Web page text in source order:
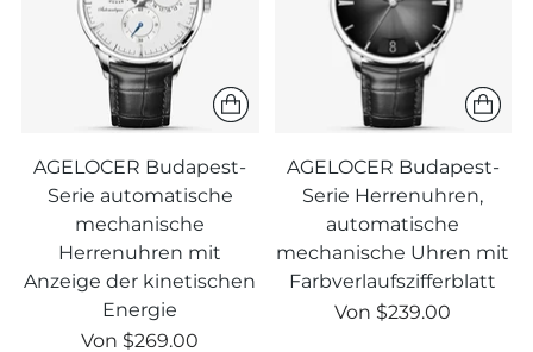
AGELOCER Budapest-
Serie automatische
mechanische
Herrenuhren mit
Anzeige der kinetischen
Energie
Regulärer
Von $269.00
AGELOCER Budapest-
Serie Herrenuhren,
automatische
mechanische Uhren mit
Farbverlaufszifferblatt
Regulärer
Von $239.00